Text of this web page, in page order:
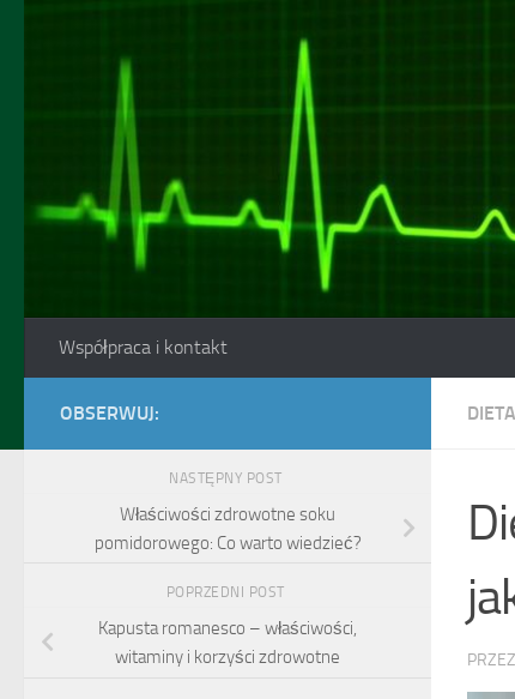
Współpraca i kontakt
DIETA
PRZEZ
OBSERWUJ:
NASTĘPNY POST
Właściwości zdrowotne soku
pomidorowego: Co warto wiedzieć?
POPRZEDNI POST
Kapusta romanesco – właściwości,
witaminy i korzyści zdrowotne